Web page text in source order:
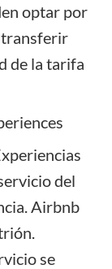
optar por
transferir
de la tarifa
del
Airbnb
se